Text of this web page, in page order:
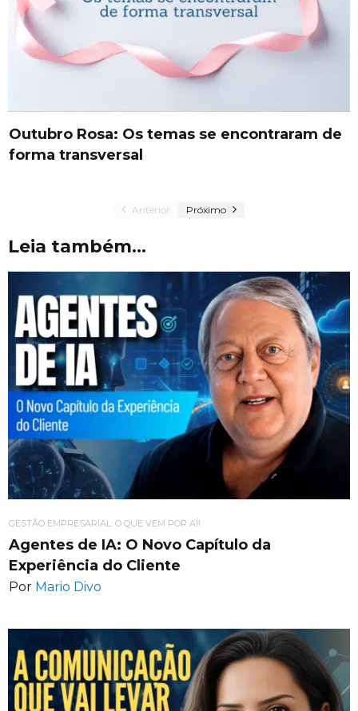
Outubro Rosa: Os temas se encontraram de
forma transversal
Anterior Próximo
Leia também...
GESTÃO EMPRESARIAL: O QUE VEM POR AÍ!
Agentes de IA: O Novo Capítulo da
Experiência do Cliente
Por Mario Divo